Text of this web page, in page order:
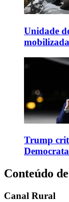
Unidade
Trump
Conteúdo
Canal Rural